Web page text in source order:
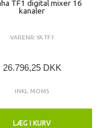
TF1 digital mixer 16
kanaler
VARENR: YA TF1
26.796,25 DKK
INKL. MOMS
LÆG I KURV